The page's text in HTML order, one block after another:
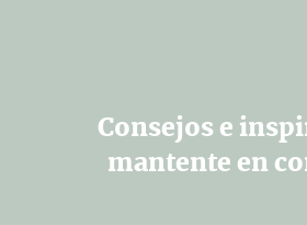
Consejos e
mantente en